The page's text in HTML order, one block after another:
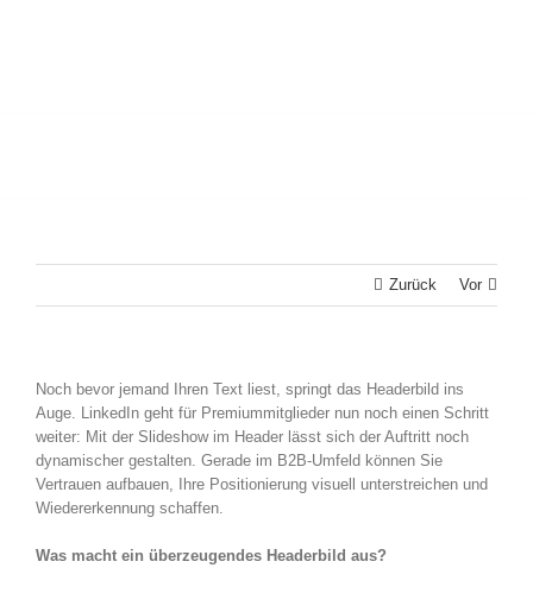
Zurück Vor
Noch bevor jemand Ihren Text liest, springt das Headerbild ins
Auge. LinkedIn geht für Premiummitglieder nun noch einen Schritt
weiter: Mit der Slideshow im Header lässt sich der Auftritt noch
dynamischer gestalten. Gerade im B2B-Umfeld können Sie
Vertrauen aufbauen, Ihre Positionierung visuell unterstreichen und
Wiedererkennung schaffen.
Was macht ein überzeugendes Headerbild aus?